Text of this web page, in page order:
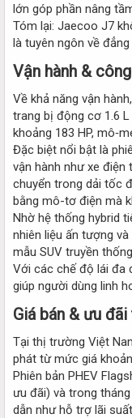
lớn góp phần nâng
Tóm lại: Jaecoo J7
là tuyên ngôn về
Vận hành &
Về khả năng vận
trang bị động cơ 1.6
khoảng 183 HP,
Đặc biệt nổi bật là
vận hành như xe điện
chuyển trong dải tốc
bằng mô-tơ điện mà
Nhờ hệ thống hybrid
nhiên liệu ấn tượng
mẫu SUV truyền thống.
Với các chế độ lái đa
giúp người dùng linh
Giá bán & ưu
Tại thị trường Việt
phát từ mức giá
Phiên bản PHEV
ưu đãi) và trong
dẫn như hỗ trợ lãi